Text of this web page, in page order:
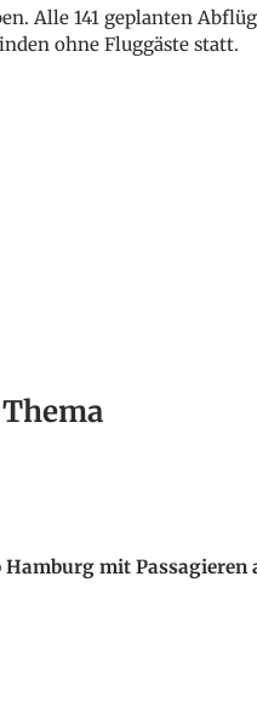
Alle 141 geplanten
ohne Fluggäste statt.
Hamburg mit Passagieren